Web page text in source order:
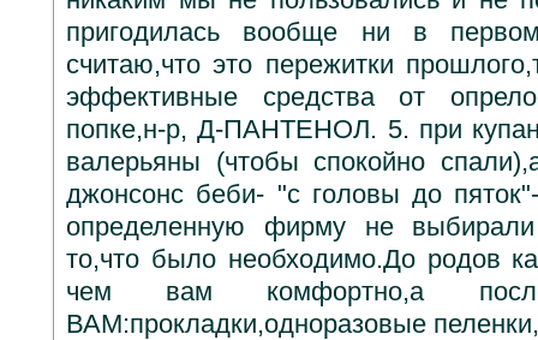
пригодилась вообще ни в
считаю,что это пережитки
эффективные средства от
попке,н-р, Д-ПАНТЕНОЛ. 5. при
валерьяны (чтобы спокойно
джонсонс беби- "с головы до
определенную фирму не выбирали
то,что было необходимо.До родов
чем вам комфортно,а
ВАМ:прокладки,одноразовые